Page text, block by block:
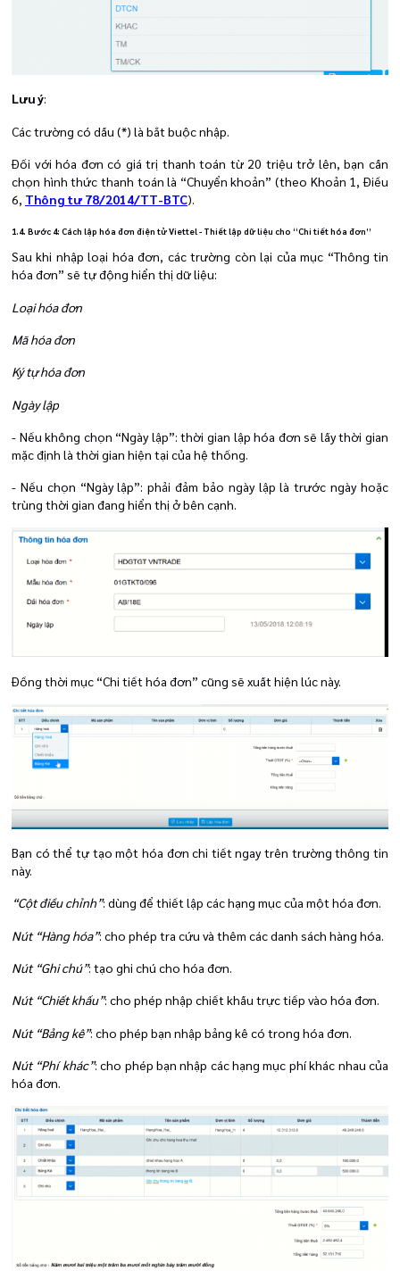
Lưu ý:
Các trường có dấu (*) là bắt buộc nhập.
Đối với hóa đơn có giá trị thanh toán từ 20 triệu trở lên, bạn cần
chọn hình thức thanh toán là “Chuyển khoản” (theo Khoản 1, Điều
6, Thông tư 78/2014/TT-BTC).
1.4. Bước 4: Cách lập hóa đơn điện tử Viettel - Thiết lập dữ liệu cho “Chi tiết hóa đơn”
Sau khi nhập loại hóa đơn, các trường còn lại của mục “Thông tin
hóa đơn” sẽ tự động hiển thị dữ liệu:
Loại hóa đơn
Mã hóa đơn
Ký tự hóa đơn
Ngày lập
- Nếu không chọn “Ngày lập”: thời gian lập hóa đơn sẽ lấy thời gian
mặc định là thời gian hiện tại của hệ thống.
- Nếu chọn “Ngày lập”: phải đảm bảo ngày lập là trước ngày hoặc
trùng thời gian đang hiển thị ở bên cạnh.
Đồng thời mục “Chi tiết hóa đơn” cũng sẽ xuất hiện lúc này.
Bạn có thể tự tạo một hóa đơn chi tiết ngay trên trường thông tin
này.
“Cột điều chỉnh”: dùng để thiết lập các hạng mục của một hóa đơn.
Nút “Hàng hóa”: cho phép tra cứu và thêm các danh sách hàng hóa.
Nút “Ghi chú”: tạo ghi chú cho hóa đơn.
Nút “Chiết khấu”: cho phép nhập chiết khấu trực tiếp vào hóa đơn.
Nút “Bảng kê”: cho phép bạn nhập bảng kê có trong hóa đơn.
Nút “Phí khác”:cho phép bạn nhập các hạng mục phí khác nhau của
hóa đơn.